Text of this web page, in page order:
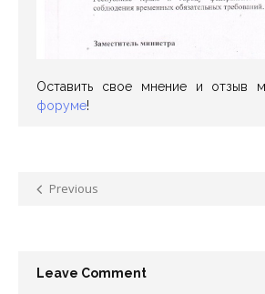
Оставить свое мнение и отзыв
форуме!
Previous
Leave Comment